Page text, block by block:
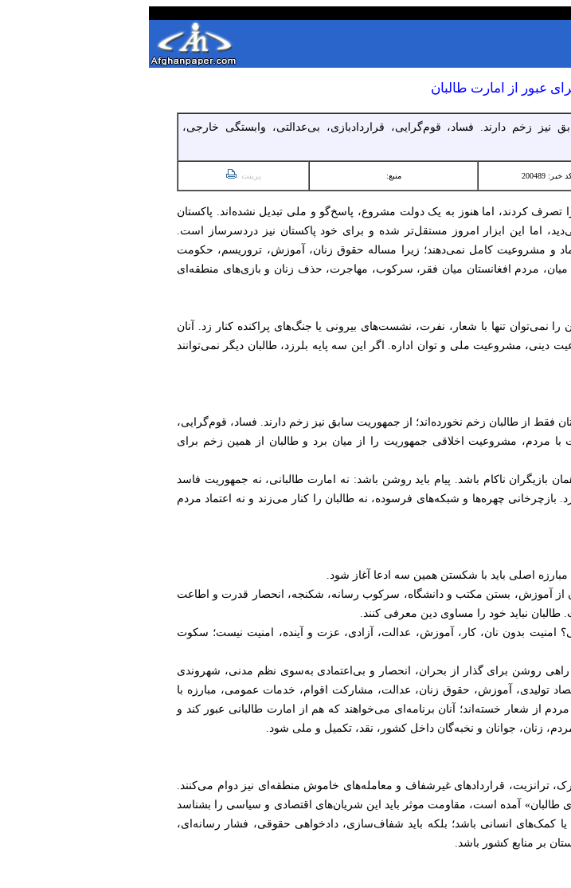
عبور از امارت طالبان
نیز زخم دارند. فساد، قوم‌گرایی، قراردادبازی، بی‌عدالتی، وابستگی خارجی،
خبر: 200489 منبع: پرینت
تصرف کردند، اما هنوز به یک دولت مشروع، پاسخ‌گو و ملی تبدیل نشده‌اند. پاکستان
اما این ابزار امروز مستقل‌تر شده و برای خود پاکستان نیز دردسرساز است.
و مشروعیت کامل نمی‌دهند؛ زیرا مساله حقوق زنان، آموزش، تروریسم، حکومت
مردم افغانستان میان فقر، سرکوب، مهاجرت، حذف زنان و بازی‌های منطقه‌ای
تنها با شعار، نفرت، نشست‌های بیرونی یا جنگ‌های پراکنده کنار زد. آنان
مشروعیت ملی و توان اداره. اگر این سه پایه بلرزد، طالبان دیگر نمی‌توانند
فقط از طالبان زخم نخورده‌اند؛ از جمهوریت سابق نیز زخم دارند. فساد، قوم‌گرایی،
با مردم، مشروعیت اخلاقی جمهوریت را از میان برد و طالبان از همین زخم برای
بازیگران ناکام باشد. پیام باید روشن باشد: نه امارت طالبانی، نه جمهوریت فاسد
بازچرخانی چهره‌ها و شبکه‌های فرسوده، نه طالبان را کنار می‌زند و نه اعتماد مردم
مبارزه اصلی باید با شکستن همین سه ادعا آغاز شود.
از آموزش، بستن مکتب و دانشگاه، سرکوب رسانه، شکنجه، انحصار قدرت و اطاعت
نباید خود را مساوی دین معرفی کنند.
امنیت بدون نان، کار، آموزش، عدالت، آزادی، عزت و آینده، امنیت نیست؛ سکوت
راهی روشن برای گذار از بحران، انحصار و بی‌اعتمادی به‌سوی نظم مدنی، شهروندی
تولیدی، آموزش، حقوق زنان، عدالت، مشارکت اقوام، خدمات عمومی، مبارزه با
از شعار خسته‌اند؛ آنان برنامه‌ای می‌خواهند که هم از امارت طالبانی عبور کند و
زنان، جوانان و نخبه‌گان داخل کشور، نقد، تکمیل و ملی شود.
ترانزیت، قراردادهای غیرشفاف و معامله‌های خاموش منطقه‌ای نیز دوام می‌کنند.
آمده است، مقاومت موثر باید این شریان‌های اقتصادی و سیاسی را بشناسد
کمک‌های انسانی باشد؛ بلکه باید شفاف‌سازی، دادخواهی حقوقی، فشار رسانه‌ای،
بر منابع کشور باشد.